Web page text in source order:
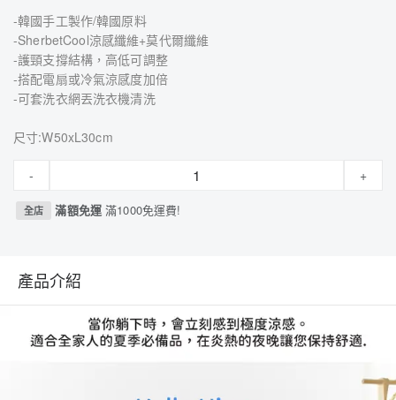
-韓國手工製作/韓國原料
-SherbetCool涼感纖維+莫代爾纖維
-護頸支撐結構，高低可調整
-搭配電扇或冷氣涼感度加倍
-可套洗衣網丟洗衣機清洗
尺寸:W50xL30cm
- +
全店 滿額免運滿1000免運費!
產品介紹